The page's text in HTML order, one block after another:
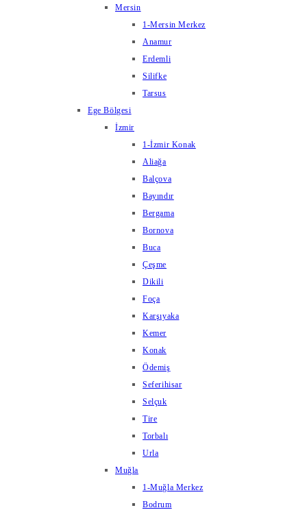
Mersin
1-Mersin Merkez
Anamur
Erdemli
Silifke
Tarsus
Ege Bölgesi
İzmir
1-İzmir Konak
Aliağa
Balçova
Bayındır
Bergama
Bornova
Buca
Çeşme
Dikili
Foça
Karşıyaka
Kemer
Konak
Ödemiş
Seferihisar
Selçuk
Tire
Torbalı
Urla
Muğla
1-Muğla Merkez
Bodrum